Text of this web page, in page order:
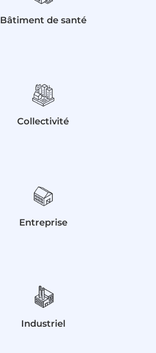
Bâtiment de santé
Collectivité
Entreprise
Industriel